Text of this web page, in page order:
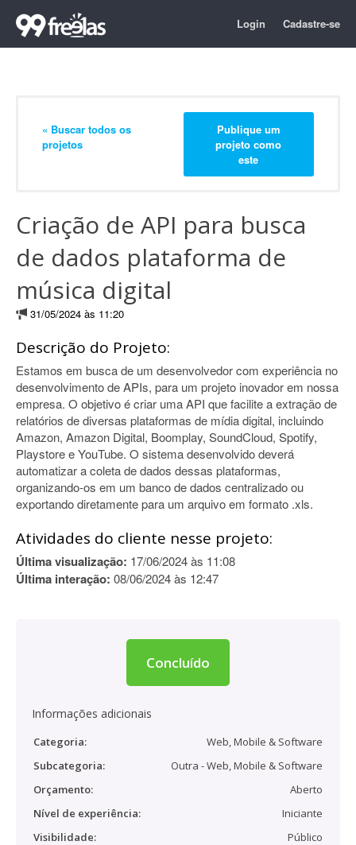
Login Cadastre-se
« Buscar todos os
projetos
Publique um
projeto como
este
Criação de API para busca
de dados plataforma de
música digital
31/05/2024 às 11:20
Descrição do Projeto:
Estamos em busca de um desenvolvedor com experiência no
desenvolvimento de APIs, para um projeto inovador em nossa
empresa. O objetivo é criar uma API que facilite a extração de
relatórios de diversas plataformas de mídia digital, incluindo
Amazon, Amazon Digital, Boomplay, SoundCloud, Spotify,
Playstore e YouTube. O sistema desenvolvido deverá
automatizar a coleta de dados dessas plataformas,
organizando-os em um banco de dados centralizado ou
exportando diretamente para um arquivo em formato .xls.
Atividades do cliente nesse projeto:
Última visualização: 17/06/2024 às 11:08
Última interação: 08/06/2024 às 12:47
Concluído
Informações adicionais
Categoria:
Web, Mobile & Software
Subcategoria:
Outra - Web, Mobile & Software
Orçamento:
Aberto
Nível de experiência:
Iniciante
Visibilidade:
Público